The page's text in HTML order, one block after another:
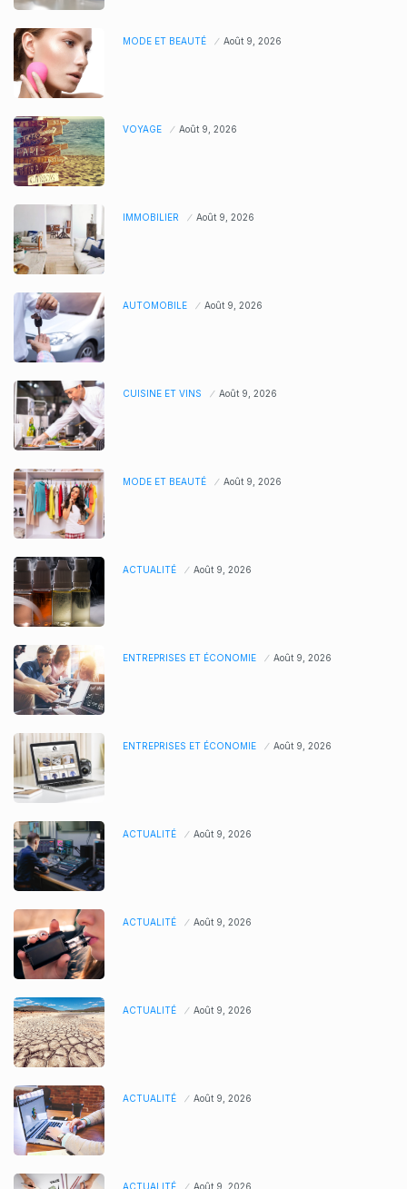
MODE ET BEAUTÉ Août 9, 2026
VOYAGE Août 9, 2026
IMMOBILIER Août 9, 2026
AUTOMOBILE Août 9, 2026
CUISINE ET VINS Août 9, 2026
MODE ET BEAUTÉ Août 9, 2026
ACTUALITÉ Août 9, 2026
ENTREPRISES ET ÉCONOMIE Août 9, 2026
ENTREPRISES ET ÉCONOMIE Août 9, 2026
ACTUALITÉ Août 9, 2026
ACTUALITÉ Août 9, 2026
ACTUALITÉ Août 9, 2026
ACTUALITÉ Août 9, 2026
ACTUALITÉ Août 9, 2026